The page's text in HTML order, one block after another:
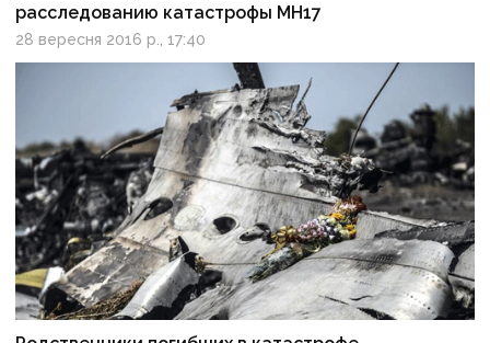
расследованию катастрофы МН17
28 вересня 2016 р., 17:40